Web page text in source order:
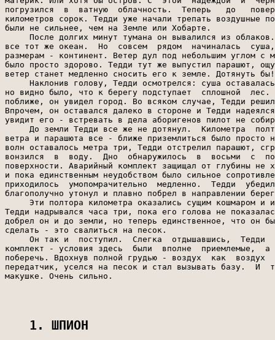
погрузился  в  ватную  облачность.  Теперь   до
километров сорок. Тедди уже начали трепать воздушные
были не сильнее, чем на Земле или Хобарте.
После долгих минут тумана он вывалился из
все тот же океан.  Но  совсем  рядом  начиналась
размерам - континент. Ветер дул под небольшим углом
было просто здорово. Тедди тут же выпустил парашют,
ветер станет медленно сносить его к земле. Дотянуть бы!
Наклонив голову, Тедди осмотрелся: суша
но видно было, что к берегу подступает  сплошной
поближе, он увидел город. Во всяком случае, Тедди
Впрочем, он оставался далеко в стороне и Тедди
увидит его - встревать в дела аборигенов пилот не
До земли Тедди все же не дотянул.  Километра
ветра и парашюта все - ближе приземлиться было просто
волн оставалось метра три, Тедди отстрелил парашют,
вонзился  в  воду.  Дно  обнаружилось  в  восьми  с
поверхности. Аварийный комплект защищал от глубины не
и пока единственным неудобством было сильное
приходилось  умопомрачительно  медленно.  Тедди
благополучно утонул и плавно побрел в направлении
Эти полтора километра оказались сущим кошмаром и
Тедди надрывался часа три, пока его голова не
добрел он и до земли, но теперь единственное, что он
сделать - это свалиться на песок.
Он так и  поступил.  Слегка  отдышавшись,  Тедди
комплект - условия здесь  были  вполне  приемлемые,  а
поберечь. Вдохнув полной грудью - воздух  как  воздух
передатчик, уселся на песок и стал вызывать базу.  И
макушке. Очень сильно.
1.